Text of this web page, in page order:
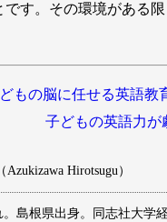
す。その環境がある
もの脳に任せる英語教
子どもの英語力が
Hirotsugu）
。島根県出身。同志社大学